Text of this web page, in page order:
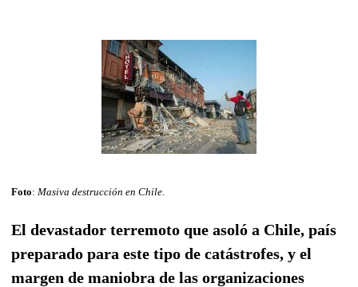
Foto: Masiva destrucción en Chile
El devastador terremoto que asoló a Chile, país
preparado para este tipo de catástrofes, y el
margen de maniobra de las organizaciones